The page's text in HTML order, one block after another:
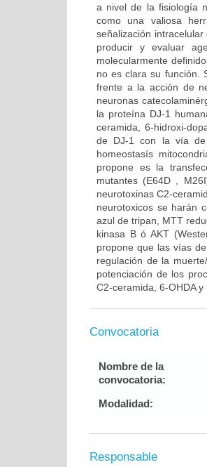
a nivel de la fisiología
como una valiosa
señalización
producir y evaluar
molecularmente
no es clara su función.
frente a la acción de
neuronas
la proteína DJ-1
ceramida, 6-hidroxi-
de DJ-1 con la vía de
homeostasís
propone es la
mutantes (E64D ,
neurotoxinas C2-
neurotoxicos se harán
azul de tripan, MTT
kinasa B ó AKT
propone que las vías
regulación de la
potenciación de los
C2-ceramida, 6-OHDA
Convocatoria
Nombre de la
convocatoria:
Modalidad:
Responsable